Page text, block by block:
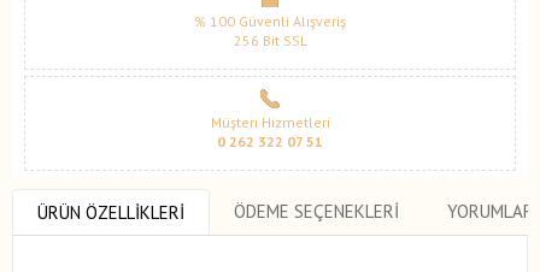
% 100 Güvenli Alışveriş
256 Bit SSL
Müşteri Hizmetleri
0 262 322 07 51
ÜRÜN ÖZELLIKLERI ÖDEME SEÇENEKLERI YORUMLAR